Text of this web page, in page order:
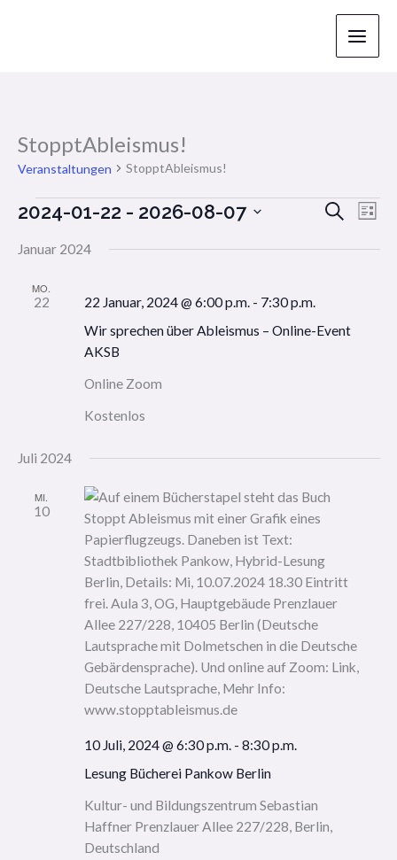
StopptAbleismus!
Veranstaltungen StopptAbleismus!
Veranstaltungen
und
Suche
Liste
2024-01-22 - 2026-08-07
wählen.
Januar 2024
MO.
22
Wir sprechen über Ableismus – Online-Event
AKSB
22 Januar, 2024 @ 6:00 p.m.- 7:30 p.m.
Online Zoom
Kostenlos
Juli 2024
MI.
10
Lesung Bücherei Pankow Berlin
10 Juli, 2024 @ 6:30 p.m.- 8:30 p.m.
Kultur- und Bildungszentrum Sebastian
Haffner Prenzlauer Allee 227/228, Berlin,
Deutschland